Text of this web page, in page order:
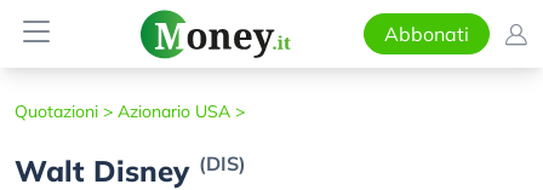
Abbonati
Quotazioni > Azionario USA >
Walt Disney (DIS)